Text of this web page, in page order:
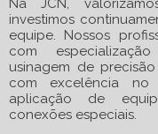
investimos
equipe. Nossos
com
usinagem de
com excelência no
aplicação de
conexões especiais.